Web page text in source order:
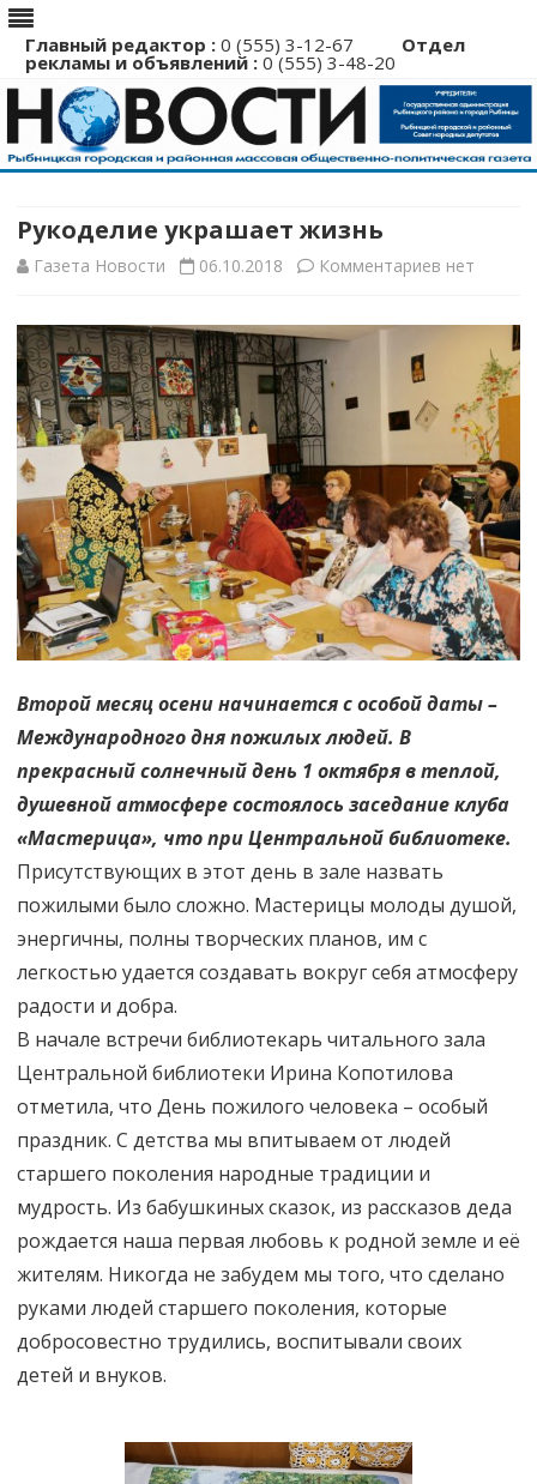
Главный редактор : 0 (555) 3-12-67 Отдел
рекламы и объявлений : 0 (555) 3-48-20
Перейти
Рукоделие украшает жизнь
Газета Новости 06.10.2018 Комментариев к
Рукоделие
украшает
жизнь
нет
Второй месяц осени начинается с особой даты –
Международного дня пожилых людей. В
прекрасный солнечный день 1 октября в теплой,
душевной атмосфере состоялось заседание клуба
«Мастерица», что при Центральной библиотеке.
Присутствующих в этот день в зале назвать
пожилыми было сложно. Мастерицы молоды душой,
энергичны, полны творческих планов, им с
легкостью удается создавать вокруг себя атмосферу
радости и добра.
В начале встречи библиотекарь читального зала
Центральной библиотеки Ирина Копотилова
отметила, что День пожилого человека – особый
праздник. С детства мы впитываем от людей
старшего поколения народные традиции и
мудрость. Из бабушкиных сказок, из рассказов деда
рождается наша первая любовь к родной земле и её
жителям. Никогда не забудем мы того, что сделано
руками людей старшего поколения, которые
добросовестно трудились, воспитывали своих
детей и внуков.